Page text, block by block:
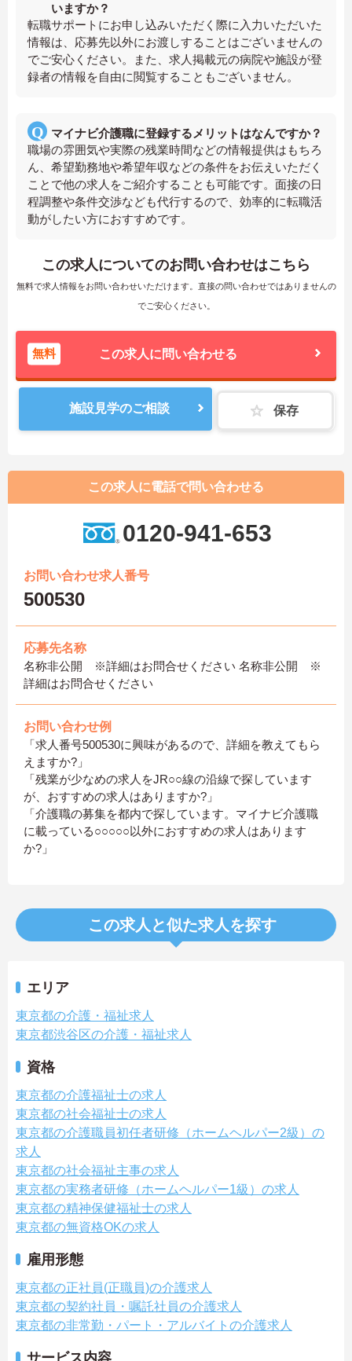
いますか？
転職サポートにお申し込みいただく際に入力いただいた
情報は、応募先以外にお渡しすることはございませんの
でご安心ください。また、求人掲載元の病院や施設が登
録者の情報を自由に閲覧することもございません。
マイナビ介護職に登録するメリットはなんですか？
職場の雰囲気や実際の残業時間などの情報提供はもちろ
ん、希望勤務地や希望年収などの条件をお伝えいただく
ことで他の求人をご紹介することも可能です。面接の日
程調整や条件交渉なども代行するので、効率的に転職活
動がしたい方におすすめです。
この求人についてのお問い合わせはこちら
無料で求人情報をお問い合わせいただけます。直接の問い合わせではありませんの
でご安心ください。
無料 この求人に問い合わせる
施設見学のご相談 保存
この求人に電話で問い合わせる
0120-941-653
お問い合わせ求人番号
500530
応募先名称
名称非公開 ※詳細はお問合せください 名称非公開 ※
詳細はお問合せください
お問い合わせ例
「求人番号500530に興味があるので、詳細を教えてもら
えますか?」
「残業が少なめの求人をJR○○線の沿線で探しています
が、おすすめの求人はありますか?」
「介護職の募集を都内で探しています。マイナビ介護職
に載っている○○○○○以外におすすめの求人はあります
か?」
この求人と似た求人を探す
エリア
東京都の介護・福祉求人
東京都渋谷区の介護・福祉求人
資格
東京都の介護福祉士の求人
東京都の社会福祉士の求人
東京都の介護職員初任者研修（ホームヘルパー2級）の
求人
東京都の社会福祉主事の求人
東京都の実務者研修（ホームヘルパー1級）の求人
東京都の精神保健福祉士の求人
東京都の無資格OKの求人
雇用形態
東京都の正社員(正職員)の介護求人
東京都の契約社員・嘱託社員の介護求人
東京都の非常勤・パート・アルバイトの介護求人